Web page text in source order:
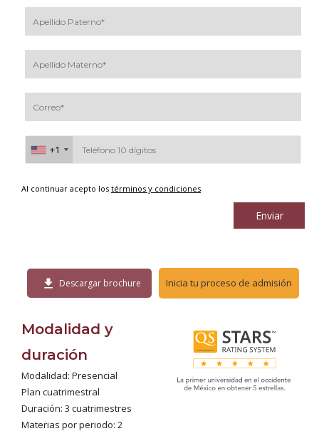
+1
+1
Al continuar acepto los términos y condiciones
Enviar
download Descargar brochure Inicia tu proceso de admisión
Modalidad y
duración
Modalidad: Presencial
Plan cuatrimestral
Duración: 3 cuatrimestres
Materias por periodo: 2